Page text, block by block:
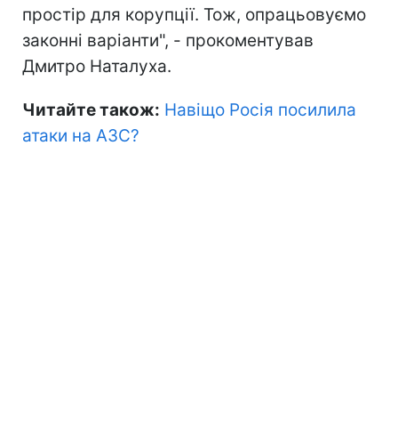
простір для корупції. Тож, опрацьовуємо
законні варіанти", - прокоментував
Дмитро Наталуха.
Читайте також: Навіщо Росія посилила
атаки на АЗС?